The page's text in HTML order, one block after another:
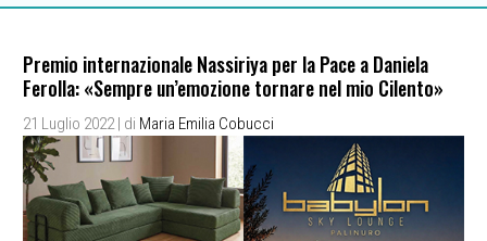
Premio internazionale Nassiriya per la Pace a Daniela
Ferolla: «Sempre un’emozione tornare nel mio Cilento»
21 Luglio 2022 | di Maria Emilia Cobucci